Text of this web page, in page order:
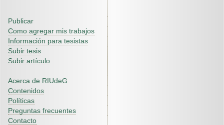
Publicar
Como agregar mis trabajos
Información para tesistas
Subir tesis
Subir artículo
Acerca de RIUdeG
Contenidos
Políticas
Preguntas frecuentes
Contacto